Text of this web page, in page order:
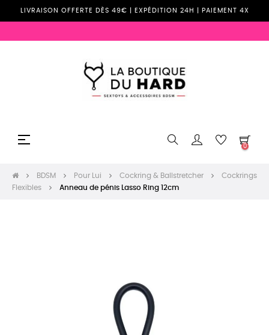
LIVRAISON OFFERTE DÈS 49€ | EXPÉDITION 24H | PAIEMENT 4X
Basculer
☰
0
BDSM Pour Lui Cockring & Ballstretcher
Cockrings
Flexibles
Anneau de pénis Lasso Ring 12cm